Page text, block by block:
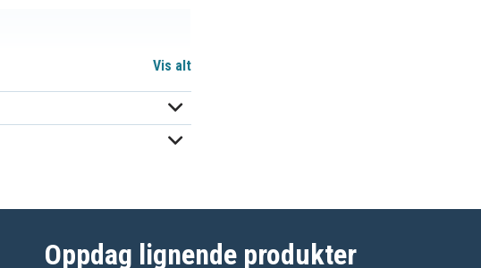
Vis alt
Oppdag lignende produkter